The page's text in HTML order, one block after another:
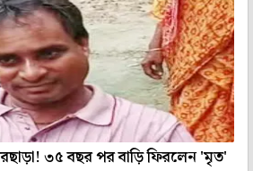
৩৫ বছর পর বাড়ি ফিরলেন 'মৃত'